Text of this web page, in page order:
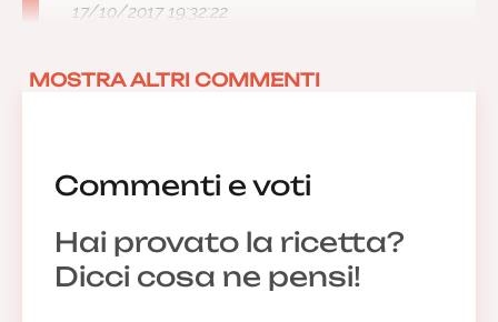
Commenti e voti
Hai provato la ricetta?
Dicci cosa ne pensi!
17/10/2017 19:32:22
MOSTRA ALTRI COMMENTI